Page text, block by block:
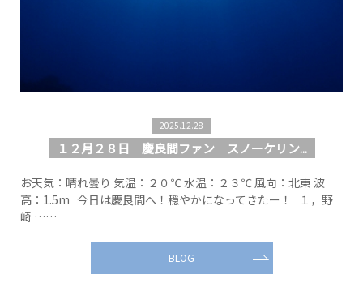
2025.12.28
１２月２８日 慶良間ファン スノーケリン...
お天気：晴れ曇り 気温：２０℃ 水温：２３℃ 風向：北東 波
高：1.5m 今日は慶良間へ！穏やかになってきたー！ １，野
崎 ……
BLOG